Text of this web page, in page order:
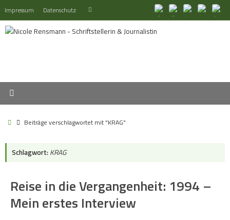
Inhalt
springen
Impressum Datenschutz Suchen
StartBeiträge verschlagwortet mit "KRAG"
Schlagwort: KRAG
Reise in die Vergangenheit: 1994 –
Mein erstes Interview